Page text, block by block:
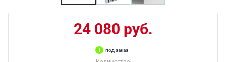
24 080 руб.
под заказ